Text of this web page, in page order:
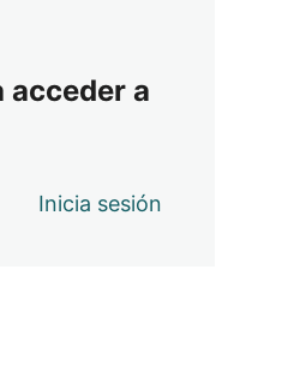
acceder a
Inicia sesión